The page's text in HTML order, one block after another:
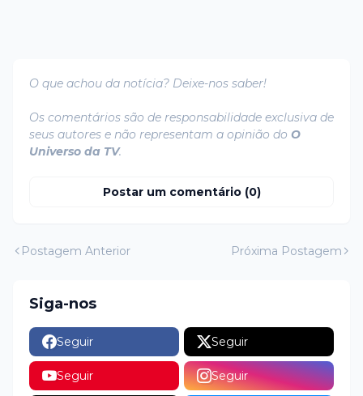
O que achou da notícia? Deixe-nos saber!
Os comentários são de responsabilidade exclusiva de
seus autores e não representam a opinião do O
Universo da TV.
Postar um comentário (0)
Postagem Anterior Próxima Postagem
Siga-nos
Seguir Seguir
Seguir Seguir